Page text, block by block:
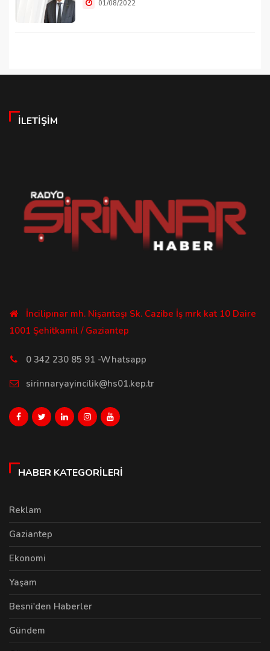
01/08/2022
İLETIŞIM
İncilipınar mh. Nişantaşı Sk. Cazibe İş mrk kat 10 Daire
1001 Şehitkamil / Gaziantep
0 342 230 85 91 -Whatsapp
sirinnaryayincilik@hs01.kep.tr
HABER KATEGORILERI
Reklam
Gaziantep
Ekonomi
Yaşam
Besni'den Haberler
Gündem